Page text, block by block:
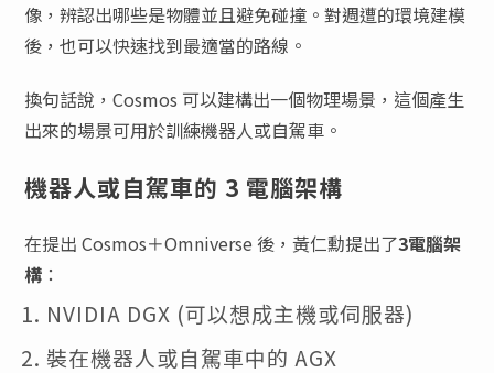
像，辨認出哪些是物體並且避免碰撞。對週遭的環境建模
後，也可以快速找到最適當的路線。
換句話說，Cosmos 可以建構出一個物理場景，這個產生
出來的場景可用於訓練機器人或自駕車。
機器人或自駕車的 3 電腦架構
在提出 Cosmos＋Omniverse 後，黃仁勳提出了3電腦架
構：
NVIDIA DGX (可以想成主機或伺服器)
裝在機器人或自駕車中的 AGX